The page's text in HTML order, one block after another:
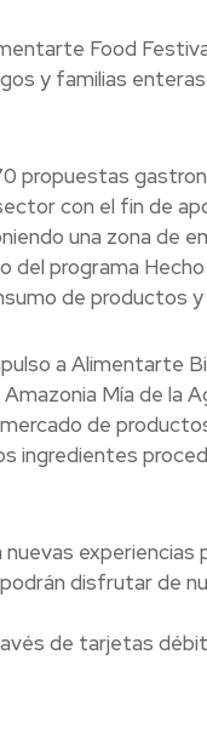
Food
y familias
propuestas
con el fin de
una zona de
del programa
de productos y
a Alimentarte
Mía de la
de
ingredientes
experiencias
disfrutar de
de tarjetas